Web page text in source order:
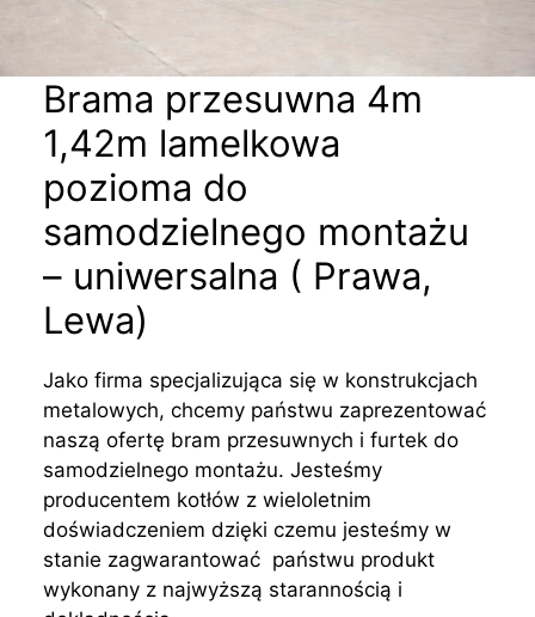
Brama przesuwna 4m
1,42m lamelkowa
pozioma do
samodzielnego montażu
– uniwersalna ( Prawa,
Lewa)
Jako firma specjalizująca się w konstrukcjach
metalowych, chcemy państwu zaprezentować
naszą ofertę bram przesuwnych i furtek do
samodzielnego montażu. Jesteśmy
producentem kotłów z wieloletnim
doświadczeniem dzięki czemu jesteśmy w
stanie zagwarantować państwu produkt
wykonany z najwyższą starannością i